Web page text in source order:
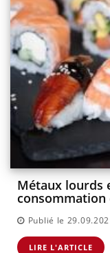
Métaux lourds
consommation
Publié le
LIRE L'ARTICLE